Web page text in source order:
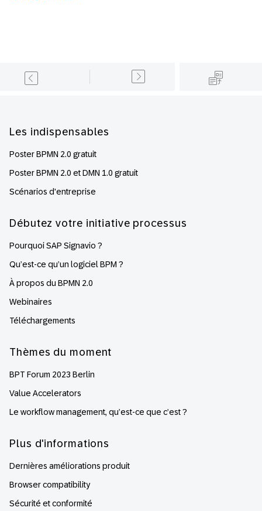
Les indispensables
Poster BPMN 2.0 gratuit
Poster BPMN 2.0 et DMN 1.0 gratuit
Scénarios d'entreprise
Débutez votre initiative processus
Pourquoi SAP Signavio ?
Qu’est-ce qu’un logiciel BPM ?
À propos du BPMN 2.0
Webinaires
Téléchargements
Thèmes du moment
BPT Forum 2023 Berlin
Value Accelerators
Le workflow management, qu’est-ce que c’est ?
Plus d'informations
Dernières améliorations produit
Browser compatibility
Sécurité et conformité